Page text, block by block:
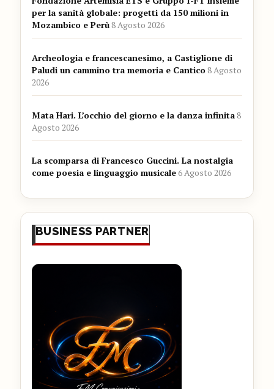
per la sanità globale: progetti da 150 milioni in
Mozambico e Perù8 Agosto 2026
Archeologia e francescanesimo, a Castiglione di
Paludi un cammino tra memoria e Cantico8 Agosto
2026
Mata Hari. L’occhio del giorno e la danza infinita8
Agosto 2026
La scomparsa di Francesco Guccini. La nostalgia
come poesia e linguaggio musicale6 Agosto 2026
BUSINESS PARTNER